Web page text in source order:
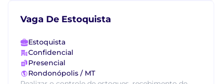
Vaga De Estoquista
Estoquista
Confidencial
Presencial
Rondonópolis / MT